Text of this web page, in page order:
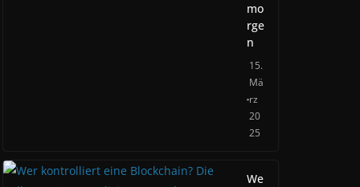
mo
rge
n
15.
Mä
rz
20
25
We